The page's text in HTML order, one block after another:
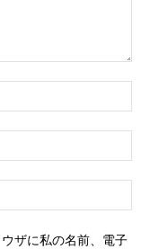
前
メ
ー
ェ
ザに私の名前、電子